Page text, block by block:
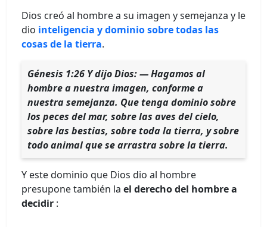
Dios creó al hombre a su imagen y semejanza y le
dio inteligencia y dominio sobre todas las
cosas de la tierra.
Génesis 1:26 Y dijo Dios: — Hagamos al
hombre a nuestra imagen, conforme a
nuestra semejanza. Que tenga dominio sobre
los peces del mar, sobre las aves del cielo,
sobre las bestias, sobre toda la tierra, y sobre
todo animal que se arrastra sobre la tierra.
Y este dominio que Dios dio al hombre
presupone también la el derecho del hombre a
decidir :